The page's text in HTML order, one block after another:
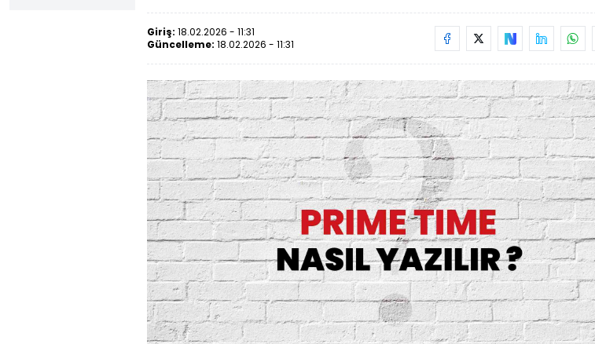
Giriş: 18.02.2026 - 11:31
Güncelleme: 18.02.2026 - 11:31